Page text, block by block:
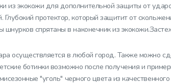
экокожи для дополнительной защиты от
протектор, который защитит от
спрятаны в наконечник из
осуществляется в любой город. Также можно
ботинки возможно после получения и
"уголь" черного цвета из